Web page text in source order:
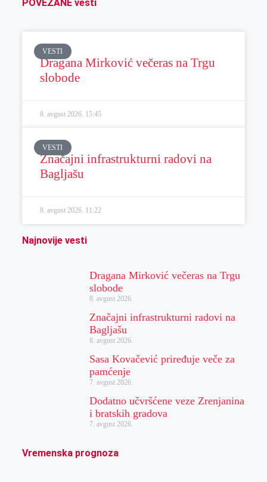
POVEZANE vesti
VESTI
Dragana Mirković večeras na Trgu
slobode
8. avgust 2026. 15:45
VESTI
Značajni infrastrukturni radovi na
Bagljašu
8. avgust 2026. 11:22
Najnovije vesti
Dragana Mirković večeras na Trgu
slobode
8. avgust 2026.
Značajni infrastrukturni radovi na
Bagljašu
8. avgust 2026.
Sasa Kovačević priređuje veče za
pamćenje
7. avgust 2026.
Dodatno učvršćene veze Zrenjanina
i bratskih gradova
7. avgust 2026.
Vremenska prognoza